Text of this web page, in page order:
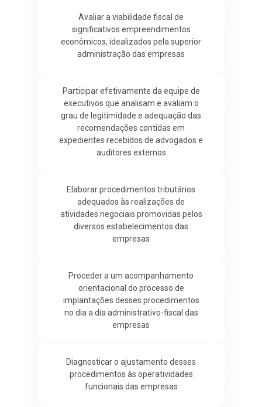
Avaliar a viabilidade fiscal de
significativos empreendimentos
econômicos, idealizados pela superior
administração das empresas
Participar efetivamente da equipe de
executivos que analisam e avaliam o
grau de legitimidade e adequação das
recomendações contidas em
expedientes recebidos de advogados e
auditores externos
Elaborar procedimentos tributários
adequados às realizações de
atividades negociais promovidas pelos
diversos estabelecimentos das
empresas
Proceder a um acompanhamento
orientacional do processo de
implantações desses procedimentos
no dia a dia administrativo-fiscal das
empresas
Diagnosticar o ajustamento desses
procedimentos às operatividades
funcionais das empresas